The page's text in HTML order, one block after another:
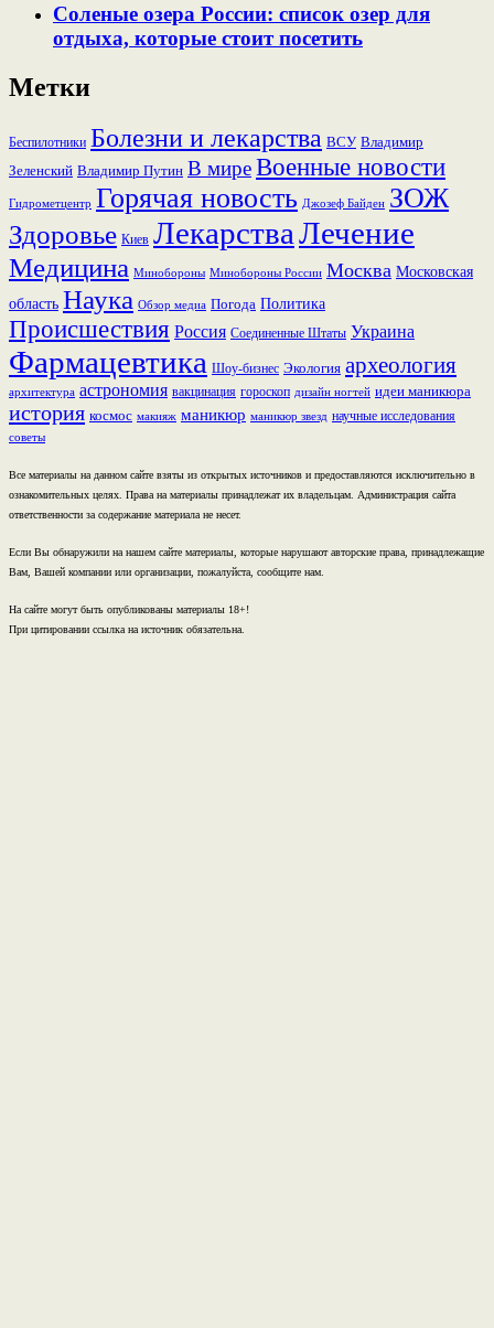
Соленые озера России: список озер для
отдыха, которые стоит посетить
Метки
Беспилотники Болезни и лекарства ВСУ Владимир
Зеленский Владимир Путин В миреВоенные новости
Гидрометцентр Горячая новость Джозеф Байден ЗОЖ
Здоровье Киев ЛекарстваЛечение
Медицина Минобороны Минобороны России Москва Московская
область Наука Обзор медиа Погода Политика
Происшествия Россия Соединенные Штаты Украина
Фармацевтика Шоу-бизнес Экология археология
архитектура астрономия вакцинация гороскоп дизайн ногтей идеи маникюра
история космос макияж маникюр маникюр звезд научные исследования
советы
Все материалы на данном сайте взяты из открытых источников и предоставляются исключительно в
ознакомительных целях. Права на материалы принадлежат их владельцам. Администрация сайта
ответственности за содержание материала не несет.
Если Вы обнаружили на нашем сайте материалы, которые нарушают авторские права, принадлежащие
Вам, Вашей компании или организации, пожалуйста, сообщите нам.
На сайте могут быть опубликованы материалы 18+!
При цитировании ссылка на источник обязательна.